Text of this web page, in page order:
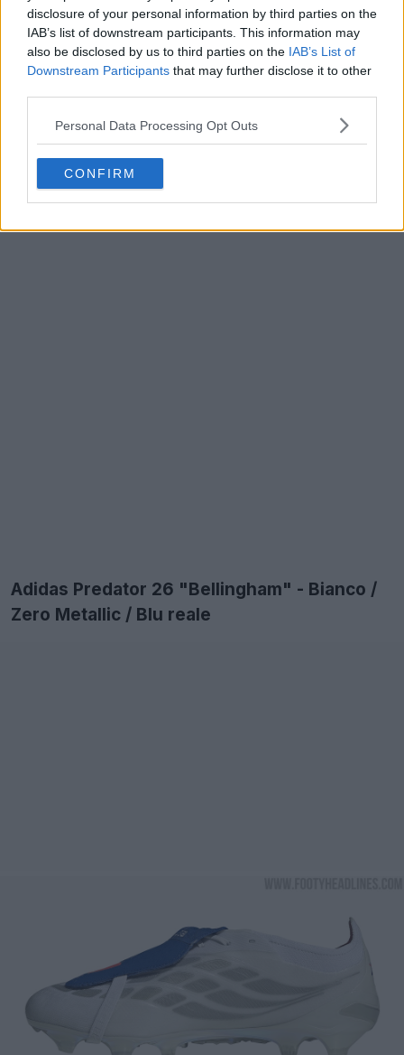
disclosure of your personal information by third parties on the
IAB’s list of downstream participants. This information may
also be disclosed by us to third parties on the IAB’s List of
Downstream Participants that may further disclose it to other
Personal Data Processing Opt Outs
CONFIRM
Adidas Predator 26 "Bellingham" - Bianco /
Zero Metallic / Blu reale